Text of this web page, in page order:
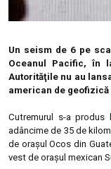
Un seism de 6 pe
Oceanul Pacific, în
Autorităţile nu au
american de geofizică
Cutremurul s-a produs
adâncime de 35 de
de oraşul Ocos din
vest de oraşul mexican